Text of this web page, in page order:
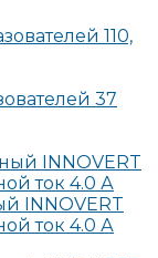
110,
37
INNOVERT
ток 4.0 А